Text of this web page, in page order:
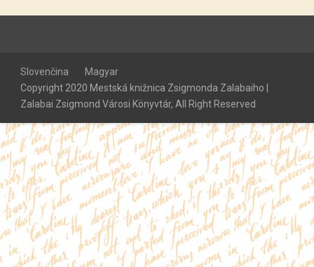
Slovenčina
Magyar
Copyright 2020 Mestská knižnica Zsigmonda Zalabaiho |
Zalabai Zsigmond Városi Könyvtár, All Right Reserved